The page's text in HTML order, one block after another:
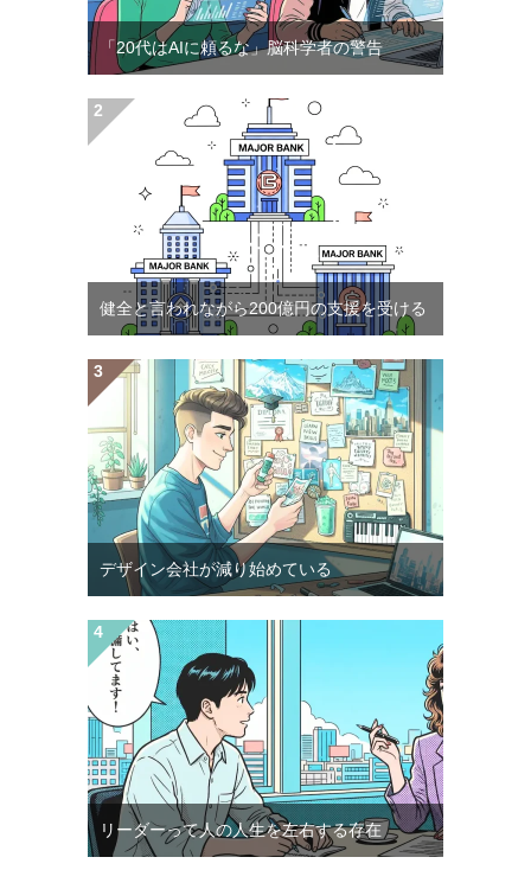
「20代はAIに頼るな」脳科学者の警告
健全と言われながら200億円の支援を受ける
デザイン会社が減り始めている
リーダーって人の人生を左右する存在